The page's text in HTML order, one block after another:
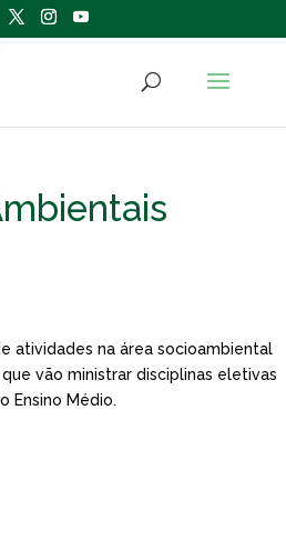
atividades na área socioambiental
vão ministrar disciplinas eletivas
Ensino Médio.